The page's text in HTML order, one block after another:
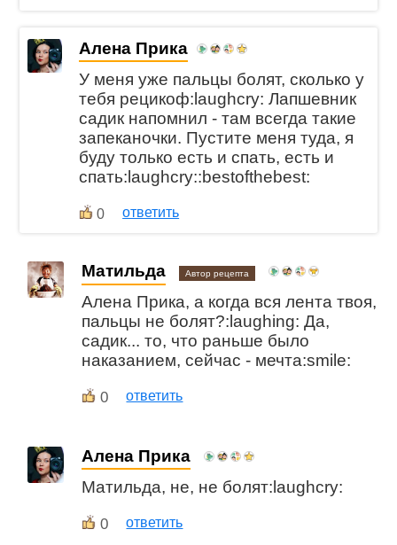
Алена Прика
У меня уже пальцы болят, сколько у
тебя рецикоф:laughcry: Лапшевник
садик напомнил - там всегда такие
запеканочки. Пустите меня туда, я
буду только есть и спать, есть и
спать:laughcry::bestofthebest:
0 ответить
Матильда Автор рецепта
Алена Прика, а когда вся лента твоя,
пальцы не болят?:laughing: Да,
садик... то, что раньше было
наказанием, сейчас - мечта:smile:
0 ответить
Алена Прика
Матильда, не, не болят:laughcry:
0 ответить